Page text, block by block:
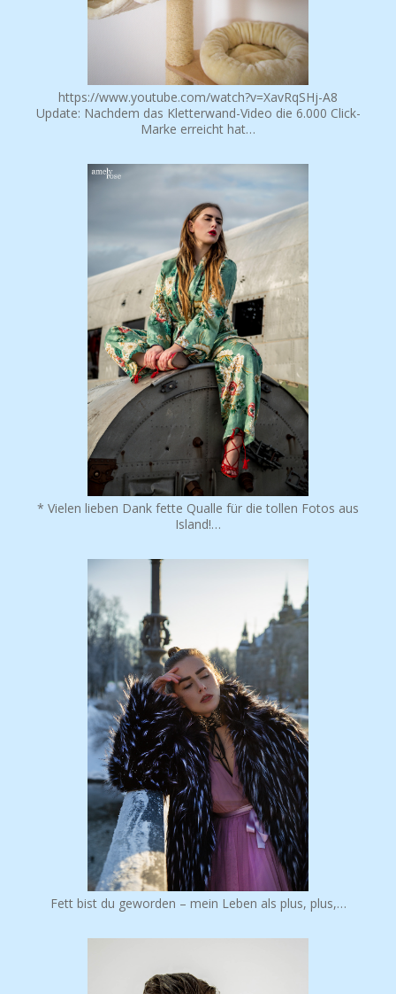
https://www.youtube.com/watch?v=XavRqSHj-A8
Update: Nachdem das Kletterwand-Video die 6.000 Click-
Marke erreicht hat…
* Vielen lieben Dank fette Qualle für die tollen Fotos aus
Island!…
Fett bist du geworden – mein Leben als plus, plus,…